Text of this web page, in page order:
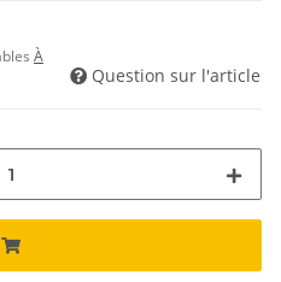
À
Question sur l'article